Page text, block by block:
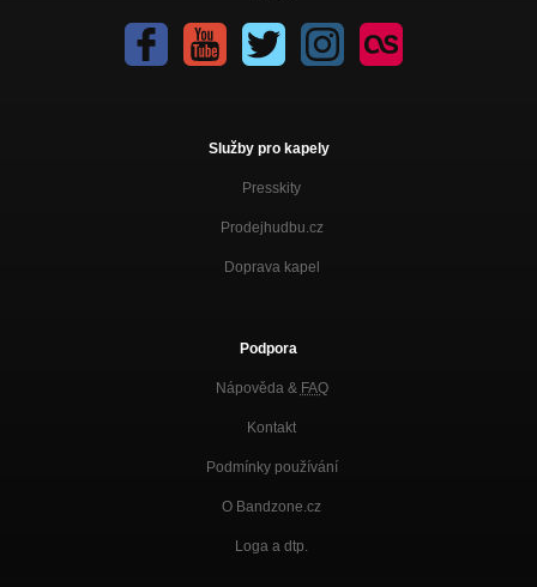
Služby pro kapely
Presskity
Prodejhudbu.cz
Doprava kapel
Podpora
Nápověda & FAQ
Kontakt
Podmínky používání
O Bandzone.cz
Loga a dtp.